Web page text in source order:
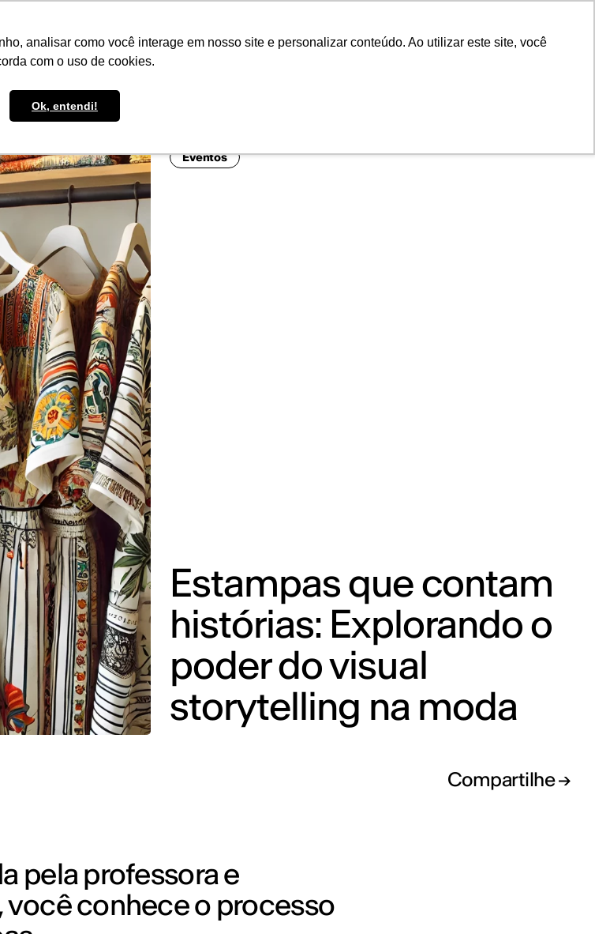
analisar como você interage em nosso site e personalizar conteúdo. Ao utilizar este site, você
com o uso de cookies.
Ok, entendi!
Eventos
Estampas que contam
histórias: Explorando o
poder do visual
storytelling na moda
Compartilhe
pela professora e
conhece o processo